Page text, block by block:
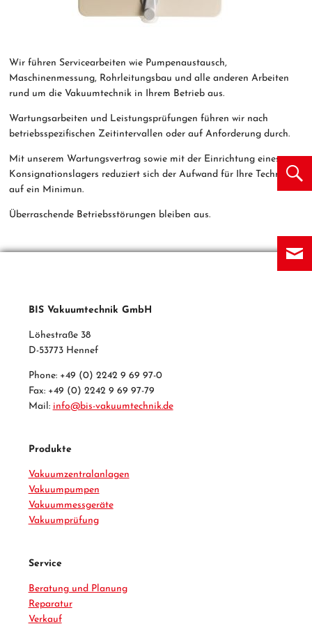
Wir führen Servicearbeiten wie Pumpenaustausch,
Maschinenmessung, Rohrleitungsbau und alle anderen Arbeiten
rund um die Vakuumtechnik in Ihrem Betrieb aus.
Wartungsarbeiten und Leistungsprüfungen führen wir nach
betriebsspezifischen Zeitintervallen oder auf Anforderung durch.
Mit unserem Wartungsvertrag sowie mit der Einrichtung eines
Konsignationslagers reduziert sich der Aufwand für Ihre Technik
auf ein Minimun.
Überraschende Betriebsstörungen bleiben aus.
BIS Vakuumtechnik GmbH
Löhestraße 38
D-53773 Hennef
Phone: +49 (0) 2242 9 69 97-0
Fax: +49 (0) 2242 9 69 97-79
Mail: info@bis-vakuumtechnik.de
Produkte
Vakuumzentralanlagen
Vakuumpumpen
Vakuummessgeräte
Vakuumprüfung
Service
Beratung und Planung
Reparatur
Verkauf